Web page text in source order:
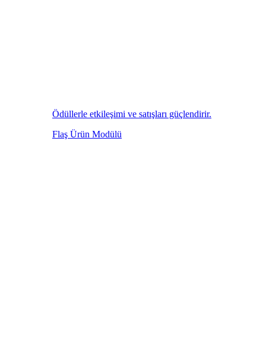
Ödüllerle etkileşimi ve satışları güçlendirir.
Flaş Ürün Modülü